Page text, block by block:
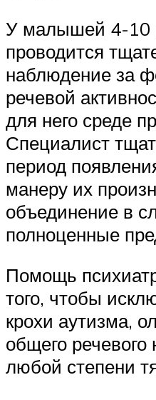
У малышей 4-10
проводится
наблюдение за
речевой
для него среде
Специалист
период
манеру их
объединение в
полноценные
Помощь
того, чтобы
крохи аутизма,
общего речевого
любой степени